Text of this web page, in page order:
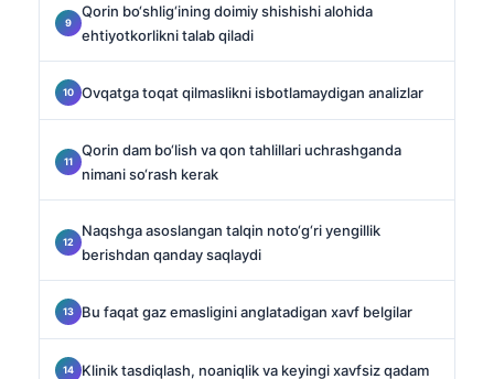
Qorin bo‘shlig‘ining doimiy shishishi alohida
ehtiyotkorlikni talab qiladi
Ovqatga toqat qilmaslikni isbotlamaydigan analizlar
Qorin dam bo‘lish va qon tahlillari uchrashganda
nimani so‘rash kerak
Naqshga asoslangan talqin noto‘g‘ri yengillik
berishdan qanday saqlaydi
Bu faqat gaz emasligini anglatadigan xavf belgilar
Klinik tasdiqlash, noaniqlik va keyingi xavfsiz qadam